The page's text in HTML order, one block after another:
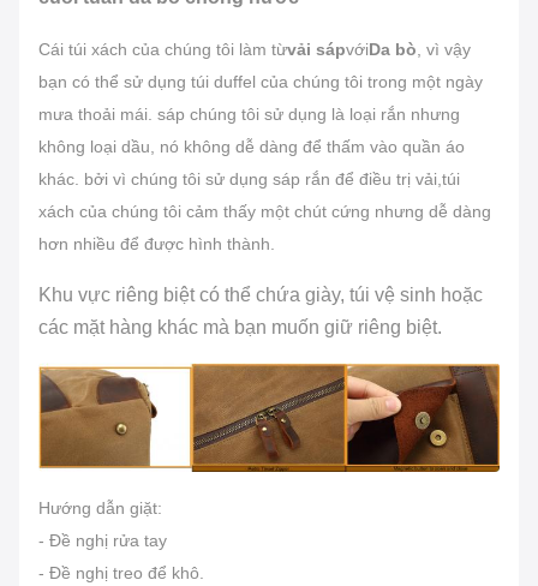
Cái túi xách của chúng tôi làm từvải sápvớiDa bò , vì vậy
bạn có thể sử dụng túi duffel của chúng tôi trong một ngày
mưa thoải mái. sáp chúng tôi sử dụng là loại rắn nhưng
không loại dầu, nó không dễ dàng để thấm vào quần áo
khác. bởi vì chúng tôi sử dụng sáp rắn để điều trị vải,túi
xách của chúng tôi cảm thấy một chút cứng nhưng dễ dàng
hơn nhiều để được hình thành.
Khu vực riêng biệt có thể chứa giày, túi vệ sinh hoặc
các mặt hàng khác mà bạn muốn giữ riêng biệt.
Hướng dẫn giặt:
- Đề nghị rửa tay
- Đề nghị treo để khô.